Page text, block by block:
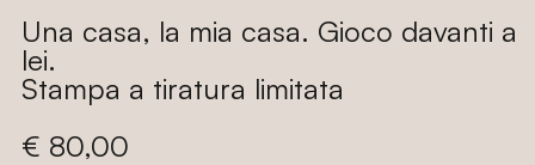
Una casa, la mia casa. Gioco davanti a
lei.
Stampa a tiratura limitata
Prezzo
€ 80,00